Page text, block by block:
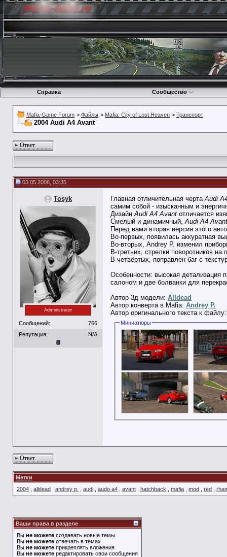
Справка Сообщество
Mafia-Game Forum > Файлы > Mafia: City of Lost Heaven > Транспорт
2004 Audi A4 Avant
Ответ
03.05.2006, 03:35
Tosyk
Administrator
Сообщений:
766
Репутация:
N/A
Главная отличительная чертаAudi
самим собой - изысканным и
ДизайнAudi A4 Avant отличается
Смелый и динамичный,Audi A4 Avant
Перед вами вторая версия этого
Во-первых, появилась аккуратная
Во-вторых, Andrey P. изменил
В-третьих, стрелки поворотников на
В-четвёртых, поправлен баг с
Особенности: высокая детализация
салоном и две болванки для
Автор 3д модели: Alldead
Автор конверта в Mafia: Andrey P.
Автор оригинального текста к
Миниатюры
Ответ
Метки
2004
alldead andrey p. audi audo a4 avant hatchback mafia mod red
Ваши права в разделе
Вы не можете создавать новые темы
Вы не можете отвечать в темах
Вы не можете прикреплять вложения
Вы не можете редактировать свои сообщения